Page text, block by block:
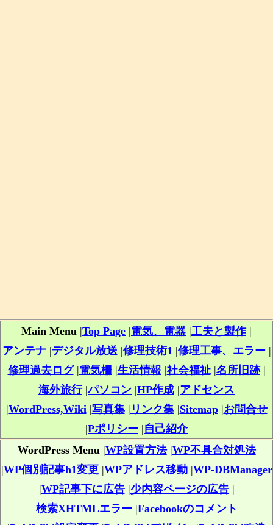
Main Menu |Top Page |電気、電器 |工夫と製作|
アンテナ|デジタル放送|修理技術1 |修理工事、エラー|
修理過去ログ|電気柵|生活情報 |社会福祉|名所旧跡|
海外旅行|パソコン |HP作成 |アドセンス
|WordPress,Wiki|写真集| リンク集|Sitemap|お問合せ
|Pポリシー |自己紹介
WordPress Menu|WP設置方法|WP不具合対処法
|WP個別記事h1変更|WPアドレス移動|WP-DBManager
|WP記事下に広告|少内容ページの広告|
検索XHTMLエラー|Facebookのコメント